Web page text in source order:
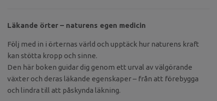
Läkande örter – naturens egen medicin
Följ med in i örternas värld och upptäck hur naturens kraft
kan stötta kropp och sinne.
Den här boken guidar dig genom ett urval av välgörande
växter och deras läkande egenskaper – från att förebygga
och lindra till att påskynda läkning.